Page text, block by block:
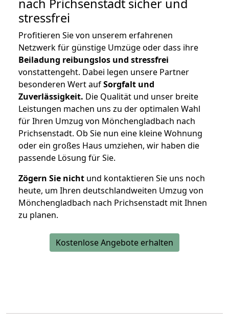
nach Prichsenstadt sicher und
stressfrei
Profitieren Sie von unserem erfahrenen
Netzwerk für günstige Umzüge oder dass ihre
Beiladung reibungslos und stressfrei
vonstattengeht. Dabei legen unsere Partner
besonderen Wert aufSorgfalt und
Zuverlässigkeit. Die Qualität und unser breite
Leistungen machen uns zu der optimalen Wahl
für Ihren Umzug von Mönchengladbach nach
Prichsenstadt. Ob Sie nun eine kleine Wohnung
oder ein großes Haus umziehen, wir haben die
passende Lösung für Sie.
Zögern Sie nicht und kontaktieren Sie uns noch
heute, um Ihren deutschlandweiten Umzug von
Mönchengladbach nach Prichsenstadt mit Ihnen
zu planen.
Kostenlose Angebote erhalten